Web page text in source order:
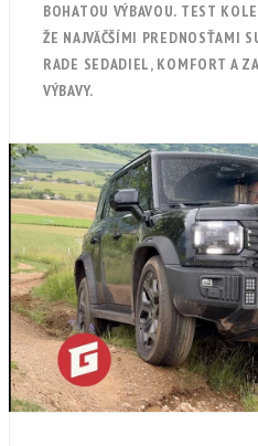
BOHATOU VÝBAVOU. TEST
ŽE NAJVÄČŠÍMI PREDNOSŤAMI
RADE SEDADIEL, KOMFORT A
VÝBAVY.